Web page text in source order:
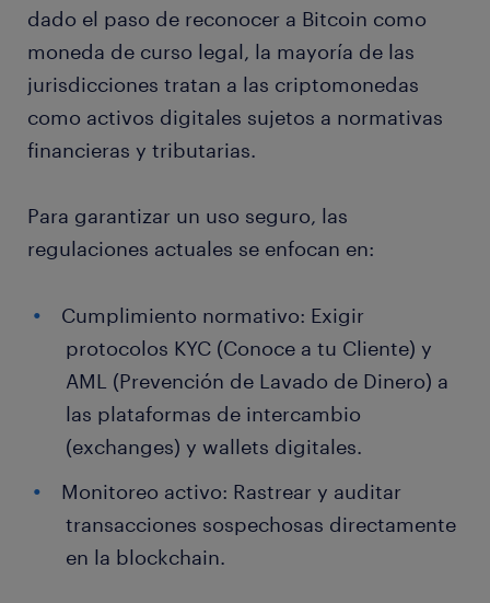
dado el paso de reconocer a Bitcoin como
moneda de curso legal, la mayoría de las
jurisdicciones tratan a las criptomonedas
como activos digitales sujetos a normativas
financieras y tributarias.
Para garantizar un uso seguro, las
regulaciones actuales se enfocan en:
Cumplimiento normativo: Exigir
protocolos KYC (Conoce a tu Cliente) y
AML (Prevención de Lavado de Dinero) a
las plataformas de intercambio
(exchanges) y wallets digitales.
Monitoreo activo: Rastrear y auditar
transacciones sospechosas directamente
en la blockchain.